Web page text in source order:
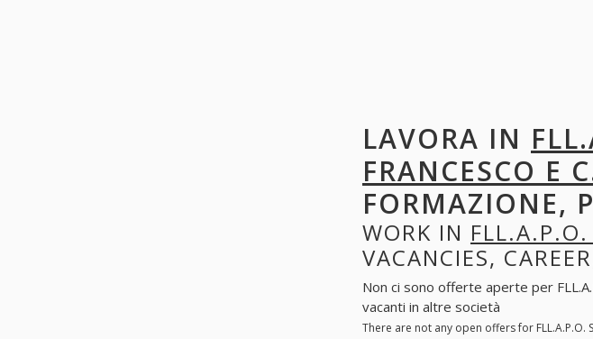
LAVORA IN
FRANCESCO E
FORMAZIONE,
WORK IN FLL.A.P.O.
VACANCIES,
Non ci sono offerte aperte per
vacanti in altre società
There are not any open offers for FLL.A.P.O.